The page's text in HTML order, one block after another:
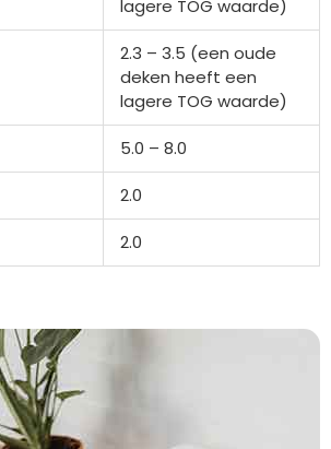
lagere TOG waarde)
2.3 – 3.5 (een oude
deken heeft een
lagere TOG waarde)
5.0 – 8.0
2.0
2.0